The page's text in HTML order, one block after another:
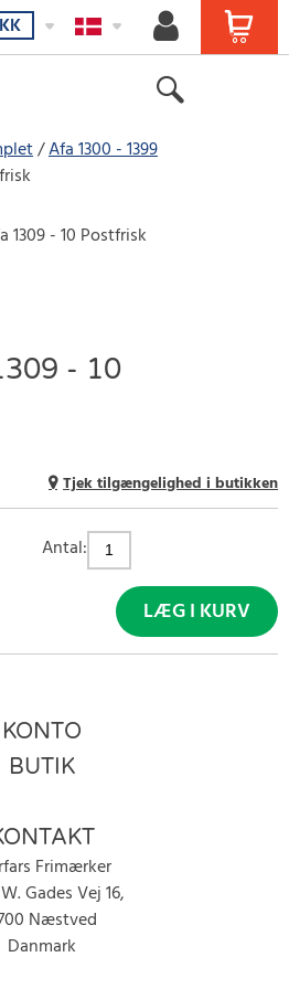
Afa 1300 - 1399
- 10
Tjek tilgængelighed i butikken
Antal:
LÆG I KURV
KONTO
BUTIK
Frimærker
Gades Vej 16,
Næstved
Danmark